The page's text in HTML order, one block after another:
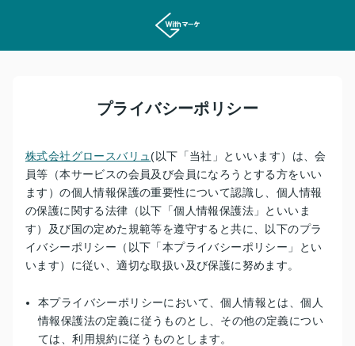
プライバシーポリシー
株式会社グロースバリュ(以下「当社」といいます）は、会
員等（本サービスの会員及び会員になろうとする方をいい
ます）の個人情報保護の重要性について認識し、個人情報
の保護に関する法律（以下「個人情報保護法」といいま
す）及び国の定めた規範等を遵守すると共に、以下のプラ
イバシーポリシー（以下「本プライバシーポリシー」とい
います）に従い、適切な取扱い及び保護に努めます。
本プライバシーポリシーにおいて、個人情報とは、個人
情報保護法の定義に従うものとし、その他の定義につい
ては、利用規約に従うものとします。